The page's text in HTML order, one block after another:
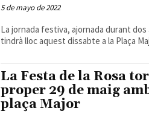
5 de mayo de 2022
La jornada festiva, ajornada durant dos
tindrà lloc aquest dissabte a la Plaça
La Festa de la Rosa
proper 29 de maig
plaça Major